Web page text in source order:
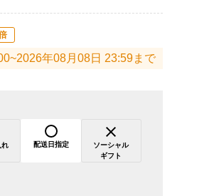
年08月08日 23:59まで
れ 配送日指定
ソーシャル
ギフト